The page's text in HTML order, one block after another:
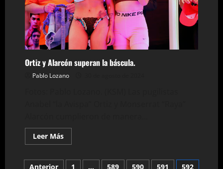
Ortiz y Alarcón superan la báscula.
Pablo Lozano
Leer MásLeer
más
Ortiz
Anterior 1 … 589 590 591
592